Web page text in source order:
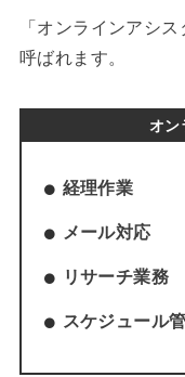
「オンラインアシ
呼ばれます。
オン
経理作業
メール対応
リサーチ業務
スケジュール